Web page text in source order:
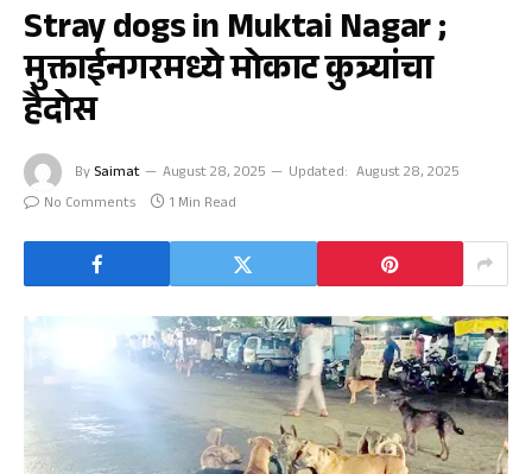
Stray dogs in Muktai Nagar ;
मुक्ताईनगरमध्ये मोकाट कुत्र्यांचा
हैदोस
By Saimat August 28, 2025 Updated: August 28, 2025
No Comments
1 Min Read